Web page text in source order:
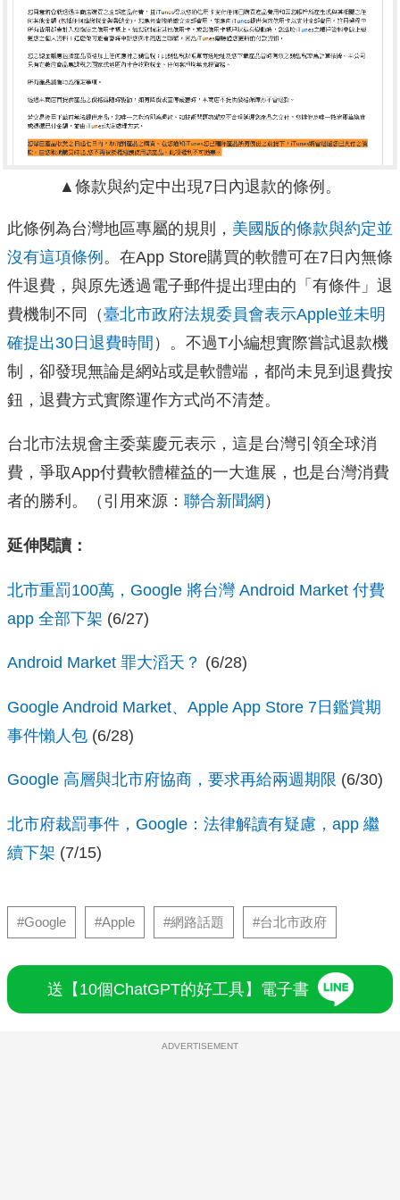
▲條款與約定中出現7日內退款的條例。
此條例為台灣地區專屬的規則， 美國版的條款與約定並
沒有這項條例 。在App Store購買的軟體可在7日內無條
件退費，與原先透過電子郵件提出理由的「有條件」退
費機制不同（臺北市政府法規委員會表示Apple並未明
確提出30日退費時間 ）。不過T小編想實際嘗試退款機
制，卻發現無論是網站或是軟體端，都尚未見到退費按
鈕，退費方式實際運作方式尚不清楚。
台北市法規會主委葉慶元表示，這是台灣引領全球消
費，爭取App付費軟體權益的一大進展，也是台灣消費
者的勝利。（引用來源： 聯合新聞網 ）
延伸閱讀：
北市重罰100萬，Google 將台灣 Android Market 付費
app 全部下架 (6/27)
Android Market 罪大滔天？ (6/28)
Google Android Market、Apple App Store 7日鑑賞期
事件懶人包 (6/28)
Google 高層與北市府協商，要求再給兩週期限 (6/30)
北市府裁罰事件，Google：法律解讀有疑慮，app 繼
續下架 (7/15)
#Google #Apple #網路話題 #台北市政府
送【10個ChatGPT的好工具】電子書
ADVERTISEMENT